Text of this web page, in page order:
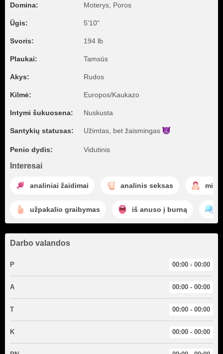
Domina: Moterys, Poros
Ūgis: 5'10"
Svoris: 194 lb
Plaukai: Tamsūs
Akys: Rudos
Kilmė: Europos/Kaukazo
Intymi šukuosena: Nuskusta
Santykių statusas: Užimtas, bet žaismingas
Penio dydis: Vidutinis
Interesai
analiniai žaidimai analinis seksas
užpakalio graibymas iš anuso į burną
Darbo valandos
P 00:00 - 00:00
A 00:00 - 00:00
T 00:00 - 00:00
K 00:00 - 00:00